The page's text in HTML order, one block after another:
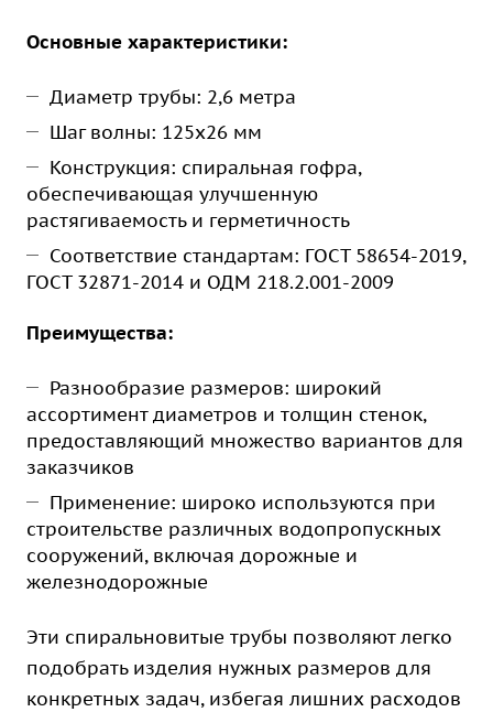
Основные характеристики:
Диаметр трубы: 2,6 метра
Шаг волны: 125х26 мм
Конструкция: спиральная гофра,
обеспечивающая улучшенную
растягиваемость и герметичность
Соответствие стандартам: ГОСТ 58654-2019,
ГОСТ 32871-2014 и ОДМ 218.2.001-2009
Преимущества:
Разнообразие размеров: широкий
ассортимент диаметров и толщин стенок,
предоставляющий множество вариантов для
заказчиков
Применение: широко используются при
строительстве различных водопропускных
сооружений, включая дорожные и
железнодорожные
Эти спиральновитые трубы позволяют легко
подобрать изделия нужных размеров для
конкретных задач, избегая лишних расходов